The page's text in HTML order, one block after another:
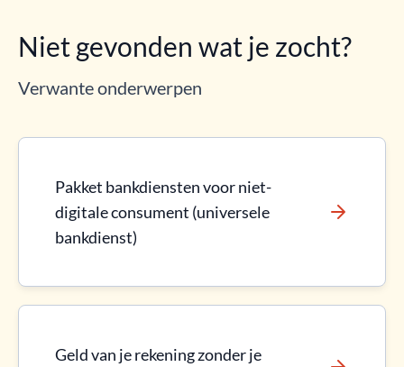
Niet gevonden wat je zocht?
Verwante onderwerpen
Pakket bankdiensten voor niet-
digitale consument (universele
bankdienst)
Geld van je rekening zonder je